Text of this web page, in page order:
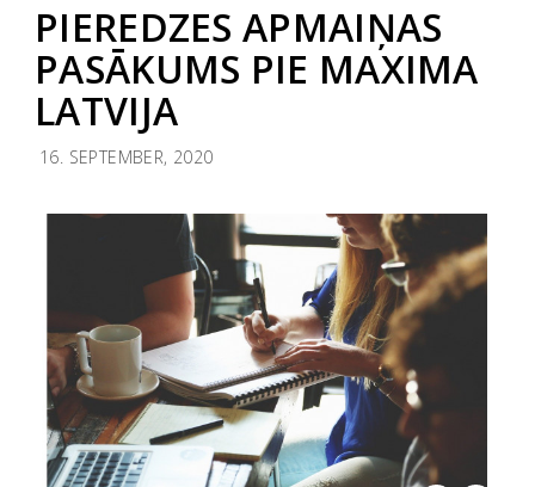
PIEREDZES APMAIŅAS
PASĀKUMS PIE MAXIMA
LATVIJA
16. SEPTEMBER, 2020